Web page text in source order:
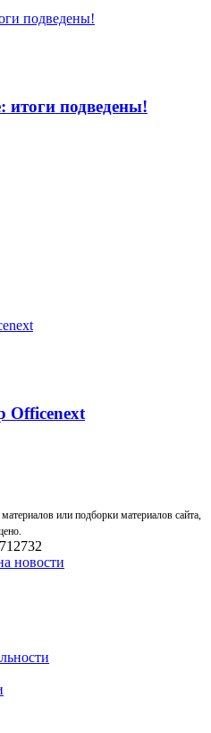
подведены!
Officenext
или подборки материалов сайта,
новости